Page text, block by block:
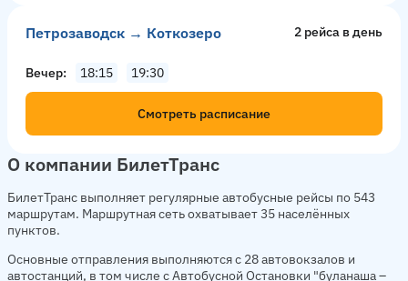
Петрозаводск → Коткозеро 2 рейсa в день
Вечер 18:15 19:30
Смотреть расписание
О компании БилетТранс
БилетТранс выполняет регулярные автобусные рейсы по 543
маршрутам. Маршрутная сеть охватывает 35 населённых
пунктов.
Основные отправления выполняются с 28 автовокзалов и
автостанций, в том числе с Автобусной Остановки "буланаша –